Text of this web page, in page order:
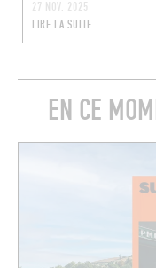
27 NOV. 2025
LIRE LA SUITE
EN CE